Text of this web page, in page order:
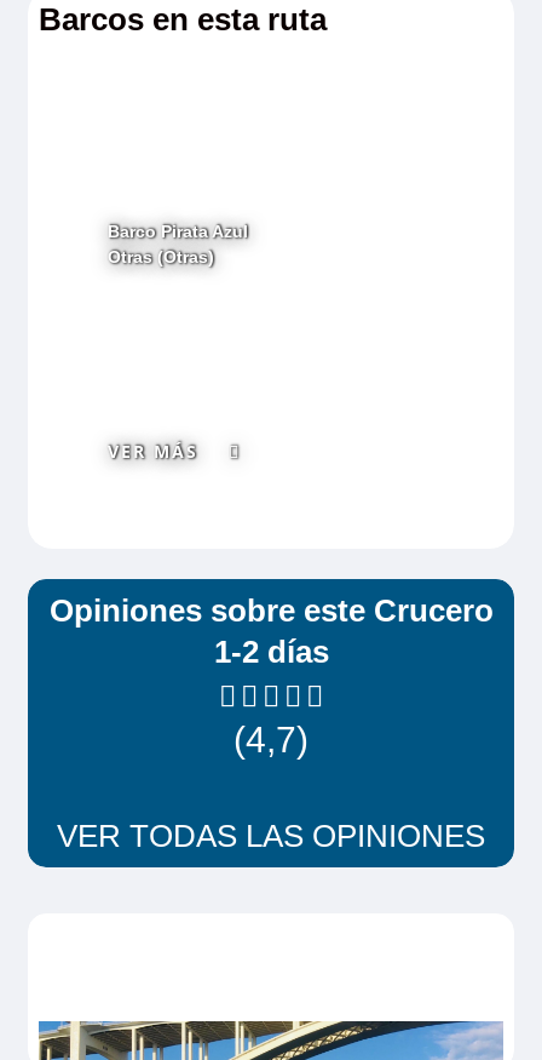
Barcos en esta ruta
Barco Pirata Azul
Otras (Otras)
VER MÁS
Opiniones sobre este Crucero
1-2 días
(4,7)
VER TODAS LAS OPINIONES